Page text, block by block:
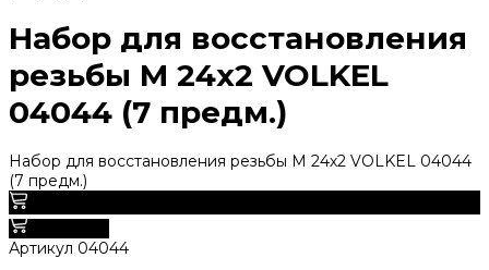
Набор для восстановления
резьбы M 24х2 VOLKEL
04044 (7 предм.)
Набор для восстановления резьбы M 24х2 VOLKEL 04044
(7 предм.)
Артикул 04044